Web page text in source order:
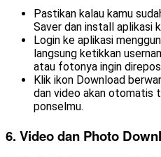
Pastikan kalau kamu
Saver dan install aplikasi
Login ke aplikasi
langsung ketikkan
atau fotonya ingin
Klik ikon Download
dan video akan otomatis
ponselmu.
6. Video dan Photo